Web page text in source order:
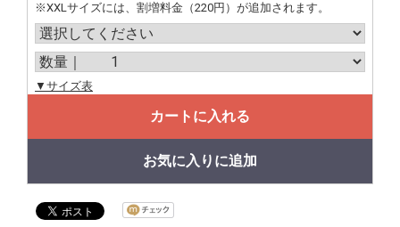
※XXLサイズには、割増料金（220円）が追加されます。
▼サイズ表
カートに入れる
お気に入りに追加